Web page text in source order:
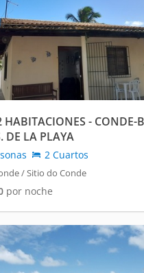
HABITACIONES - CONDE-
DE LA PLAYA
2 Cuartos
/ Sitio do Conde
por noche